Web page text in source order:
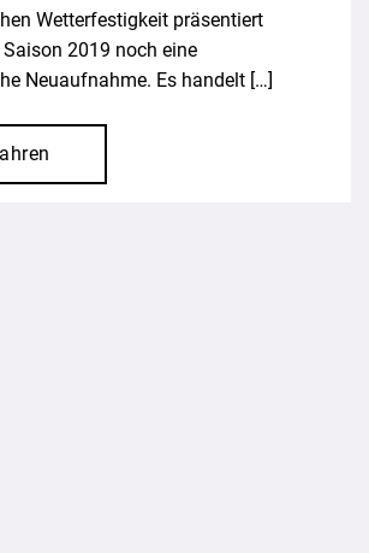
Wetterfestigkeit präsentiert
2019 noch eine
Neuaufnahme. Es handelt […]